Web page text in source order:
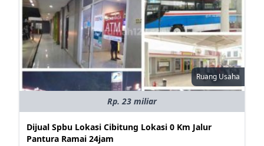
Ruang Usaha
Rp. 23 miliar
Dijual Spbu Lokasi Cibitung Lokasi 0 Km Jalur
Pantura Ramai 24jam